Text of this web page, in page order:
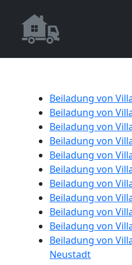
Beiladung von
Beiladung von
Beiladung von
Beiladung von
Beiladung von
Beiladung von
Beiladung von
Beiladung von
Beiladung von
Beiladung von
Beiladung von
Neustadt